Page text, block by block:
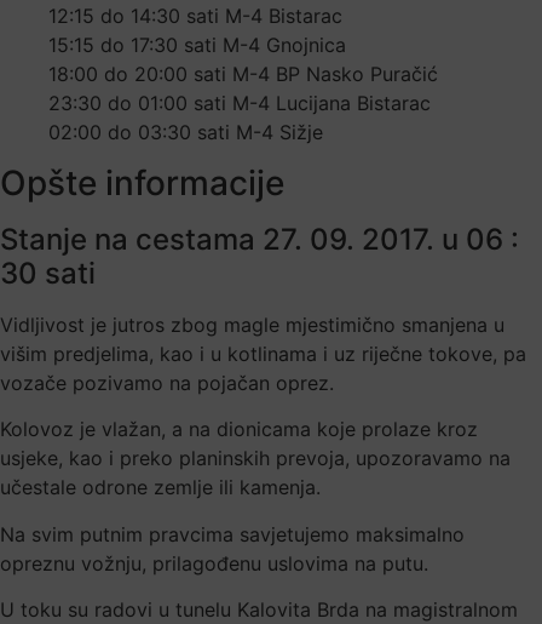
12:15 do 14:30 sati M-4 Bistarac
15:15 do 17:30 sati M-4 Gnojnica
18:00 do 20:00 sati M-4 BP Nasko Puračić
23:30 do 01:00 sati M-4 Lucijana Bistarac
02:00 do 03:30 sati M-4 Sižje
Opšte informacije
Stanje na cestama 27. 09. 2017. u 06 :
30 sati
Vidljivost je jutros zbog magle mjestimično smanjena u
višim predjelima, kao i u kotlinama i uz riječne tokove, pa
vozače pozivamo na pojačan oprez.
Kolovoz je vlažan, a na dionicama koje prolaze kroz
usjeke, kao i preko planinskih prevoja, upozoravamo na
učestale odrone zemlje ili kamenja.
Na svim putnim pravcima savjetujemo maksimalno
opreznu vožnju, prilagođenu uslovima na putu.
U toku su radovi u tunelu Kalovita Brda na magistralnom